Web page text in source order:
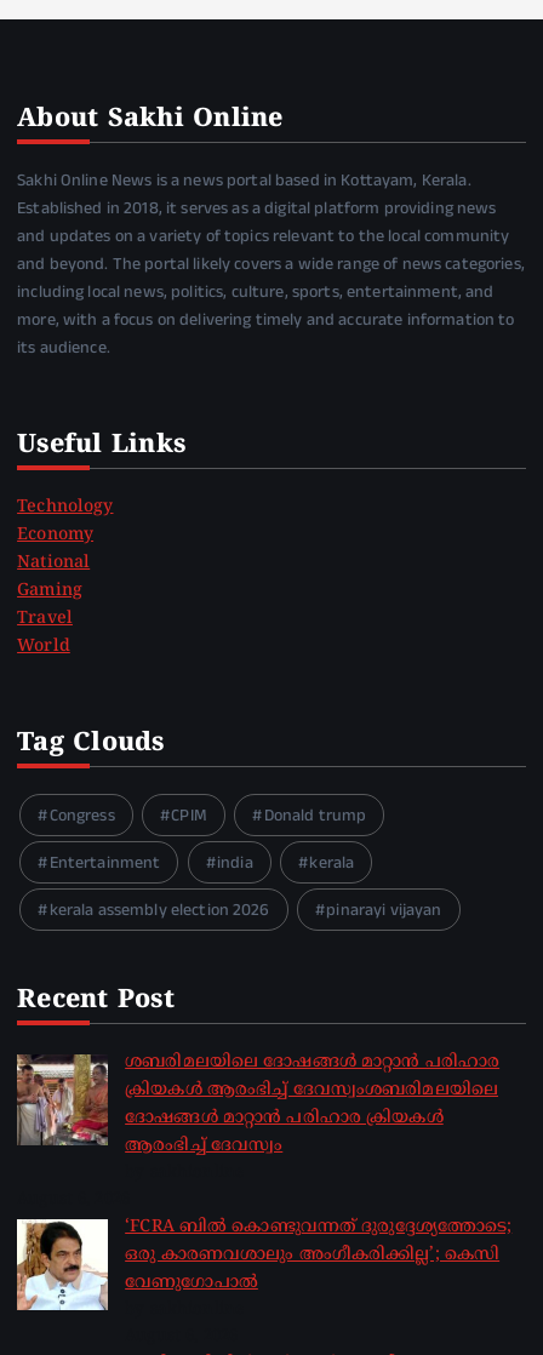
About Sakhi Online
Sakhi Online News is a news portal based in Kottayam, Kerala.
Established in 2018, it serves as a digital platform providing news
and updates on a variety of topics relevant to the local community
and beyond. The portal likely covers a wide range of news categories,
including local news, politics, culture, sports, entertainment, and
more, with a focus on delivering timely and accurate information to
its audience.
Useful Links
Technology
Economy
National
Gaming
Travel
World
Tag Clouds
Congress CPIM
Donald trump
Entertainment
india
kerala
kerala assembly election 2026
pinarayi vijayan
Recent Post
ശബരിമലയിലെ ദോഷങ്ങൾ മാറ്റാൻ പരിഹാര
ക്രിയകൾ ആരംഭിച്ച് ദേവസ്വംശബരിമലയിലെ
ദോഷങ്ങൾ മാറ്റാൻ പരിഹാര ക്രിയകൾ
ആരംഭിച്ച് ദേവസ്വം
‘FCRA ബിൽ കൊണ്ടുവന്നത് ദുരുദ്ദേശ്യത്തോടെ;
ഒരു കാരണവശാലും അം​ഗീകരിക്കില്ല’; കെസി
വേണു​ഗോപാൽ